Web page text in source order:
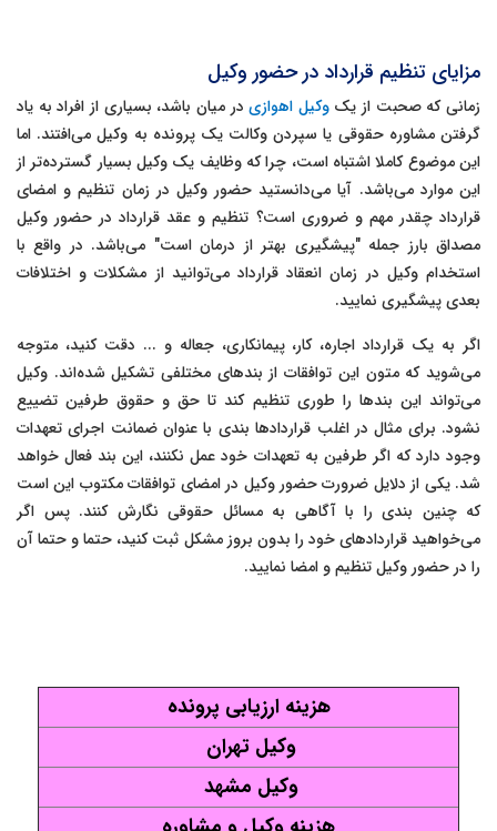
مزایای تنظیم قرارداد در حضور وکیل
زمانی که صحبت از یک وکیل اهوازی در میان باشد، بسیاری از افراد به یاد
گرفتن مشاوره حقوقی یا سپردن وکالت یک پرونده به وکیل می‌افتند. اما
این موضوع کاملا اشتباه است، چرا که وظایف یک وکیل بسیار گسترده‌تر از
این موارد می‌باشد. آیا می‌دانستید حضور وکیل در زمان تنظیم و امضای
قرارداد چقدر مهم و ضروری است؟ تنظیم و عقد قرارداد در حضور وکیل
مصداق بارز جمله"پیشگیری بهتر از درمان است" می‌باشد. در واقع با
استخدام وکیل در زمان انعقاد قرارداد می‌توانید از مشکلات و اختلافات
بعدی پیشگیری نمایید.
اگر به یک قرارداد اجاره، کار، پیمانکاری، جعاله و ... دقت کنید، متوجه
می‌شوید که متون این توافقات از بندهای مختلفی تشکیل شده‌اند. وکیل
می‌تواند این بندها را طوری تنظیم کند تا حق و حقوق طرفین تضییع
نشود. برای مثال در اغلب قراردادها بندی با عنوان ضمانت اجرای تعهدات
وجود دارد که اگر طرفین به تعهدات خود عمل نکنند، این بند فعال خواهد
شد. یکی از دلایل ضرورت حضور وکیل در امضای توافقات مکتوب این است
که چنین بندی را با آگاهی به مسائل حقوقی نگارش کنند. پس اگر
می‌خواهید قراردادهای خود را بدون بروز مشکل ثبت کنید، حتما و حتما آن
را در حضور وکیل تنظیم و امضا نمایید.
هزینه ارزیابی پرونده
وکیل تهران
وکیل مشهد